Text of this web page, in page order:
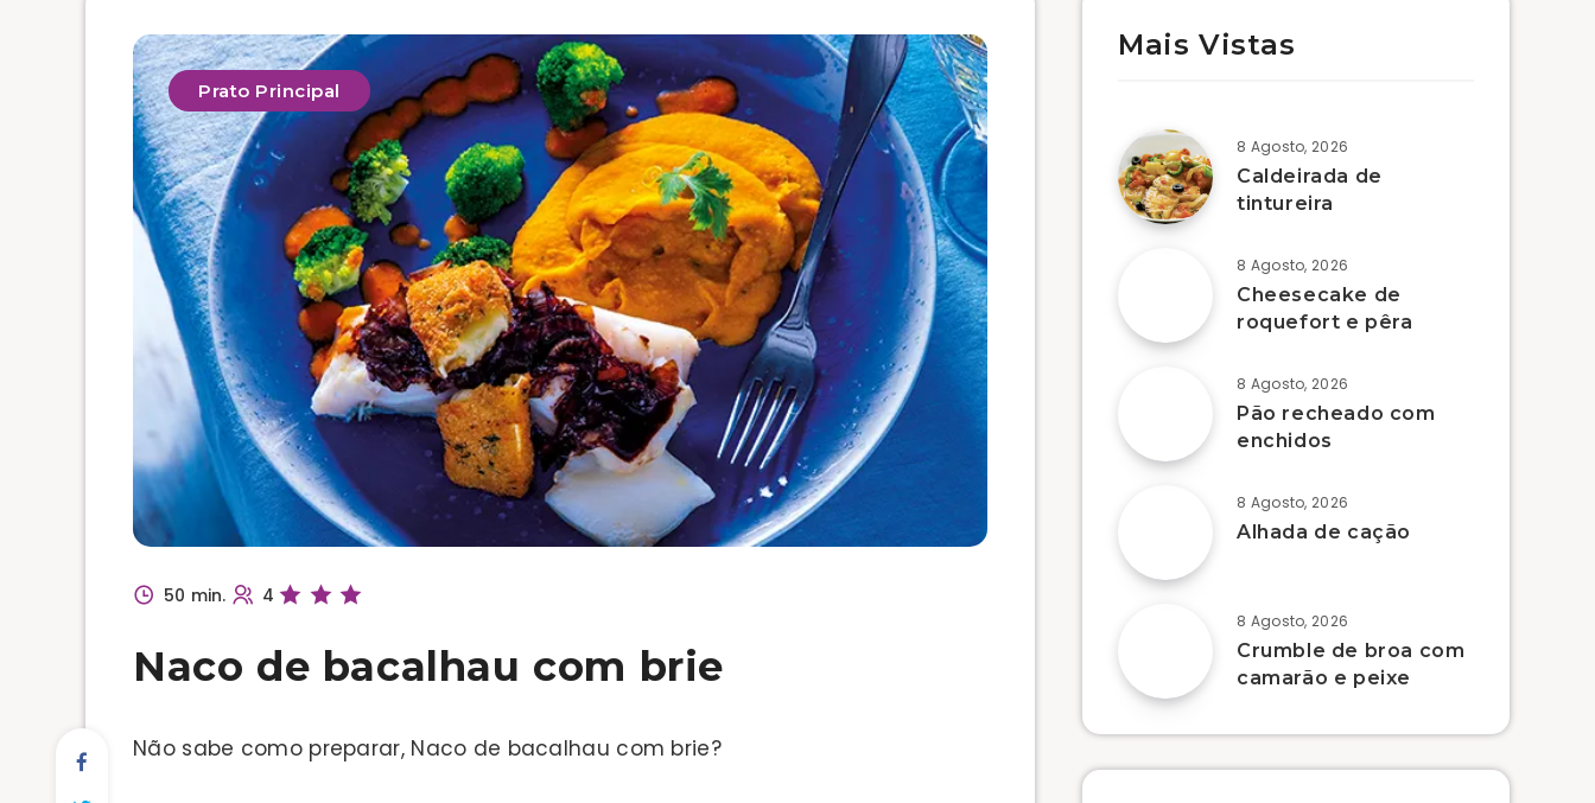
Prato Principal
50 min. 4
Naco de bacalhau com brie
Não sabe como preparar, Naco de bacalhau com brie?
Mais Vistas
8 Agosto, 2026
Caldeirada de
tintureira
8 Agosto, 2026
Cheesecake de
roquefort e pêra
8 Agosto, 2026
Pão recheado com
enchidos
8 Agosto, 2026
Alhada de cação
8 Agosto, 2026
Crumble de broa com
camarão e peixe